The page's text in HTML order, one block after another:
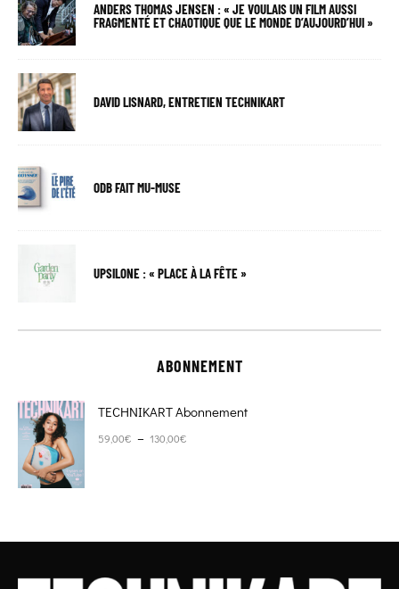
ANDERS THOMAS JENSEN : « JE VOULAIS UN FILM AUSSI
FRAGMENTÉ ET CHAOTIQUE QUE LE MONDE D’AUJOURD’HUI »
DAVID LISNARD, ENTRETIEN TECHNIKART
ODB FAIT MU-MUSE
UPSILONE : « PLACE À LA FÊTE »
ABONNEMENT
TECHNIKART Abonnement
59,00€ – 130,00€